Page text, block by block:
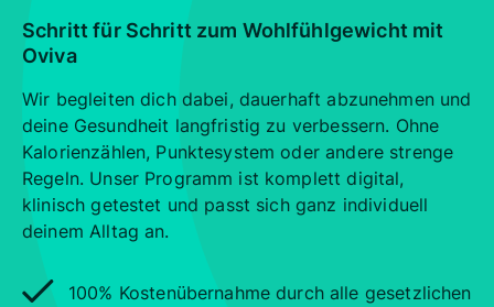
Schritt für Schritt zum Wohlfühlgewicht mit
Oviva
Wir begleiten dich dabei, dauerhaft abzunehmen und
deine Gesundheit langfristig zu verbessern. Ohne
Kalorienzählen, Punktesystem oder andere strenge
Regeln. Unser Programm ist komplett digital,
klinisch getestet und passt sich ganz individuell
deinem Alltag an.
100% Kostenübernahme durch alle gesetzlichen